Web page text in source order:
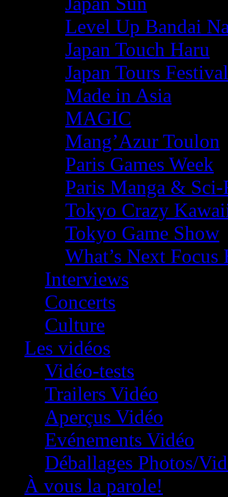
Level Up Bandai
Japan Touch Haru
Japan Tours Festival
Made in Asia
MAGIC
Mang’Azur Toulon
Paris Games Week
Paris Manga &
Tokyo Crazy
Tokyo Game Show
What’s Next
Interviews
Concerts
Culture
Les vidéos
Vidéo-tests
Trailers Vidéo
Aperçus Vidéo
Evénements Vidéo
Déballages Photos/
À vous la parole!